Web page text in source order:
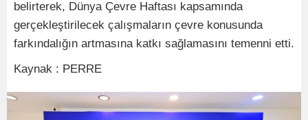
belirterek, Dünya Çevre Haftası kapsamında
gerçekleştirilecek çalışmaların çevre konusunda
farkındalığın artmasına katkı sağlamasını temenni etti.
Kaynak : PERRE